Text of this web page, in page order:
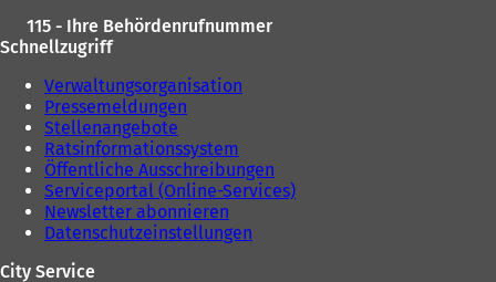
115 - Ihre Behördenrufnummer
Schnellzugriff
Verwaltungsorganisation
Pressemeldungen
Stellenangebote
Ratsinformationssystem
Öffentliche Ausschreibungen
Serviceportal (Online-Services)
Newsletter abonnieren
Datenschutzeinstellungen
City Service